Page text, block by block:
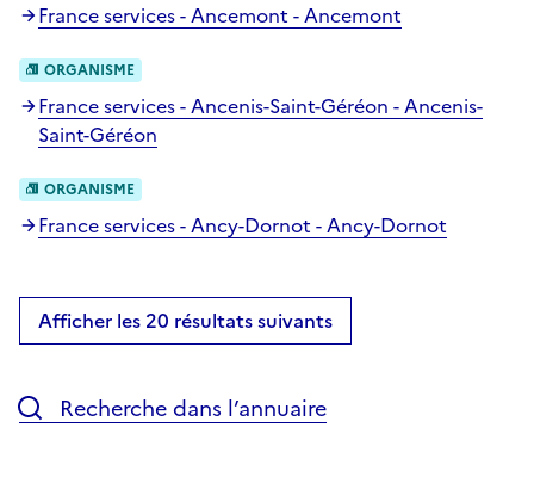
France services - Ancemont - Ancemont
ORGANISME
France services - Ancenis-Saint-Géréon - Ancenis-
Saint-Géréon
ORGANISME
France services - Ancy-Dornot - Ancy-Dornot
Afficher les 20 résultats suivants
Recherche dans l’annuaire